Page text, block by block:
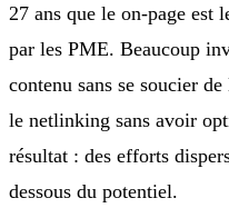
27 ans que le on-page est
par les PME. Beaucoup
contenu sans se soucier
le netlinking sans avoir
résultat : des efforts
dessous du potentiel.